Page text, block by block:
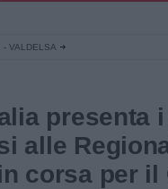
- VALDELSA
presenta
alle
corsa per il